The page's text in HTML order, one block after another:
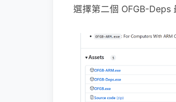
選擇第二個 OFGB-Deps